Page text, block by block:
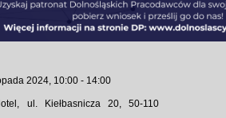
2024, 10:00 - 14:00
ul. Kiełbasnicza 20, 50-110